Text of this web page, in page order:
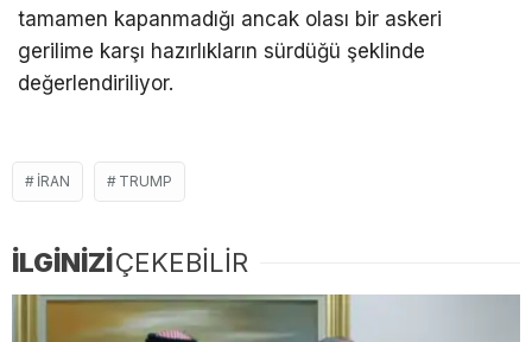
tamamen kapanmadığı ancak olası bir askeri
gerilime karşı hazırlıkların sürdüğü şeklinde
değerlendiriliyor.
İRAN TRUMP
İLGİNİZİÇEKEBİLİR